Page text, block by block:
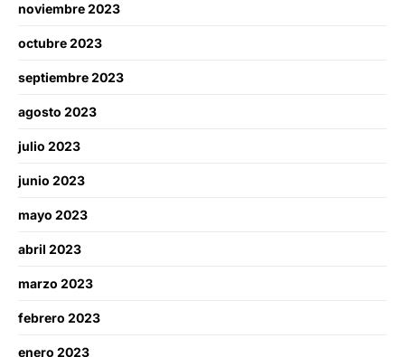
noviembre 2023
octubre 2023
septiembre 2023
agosto 2023
julio 2023
junio 2023
mayo 2023
abril 2023
marzo 2023
febrero 2023
enero 2023